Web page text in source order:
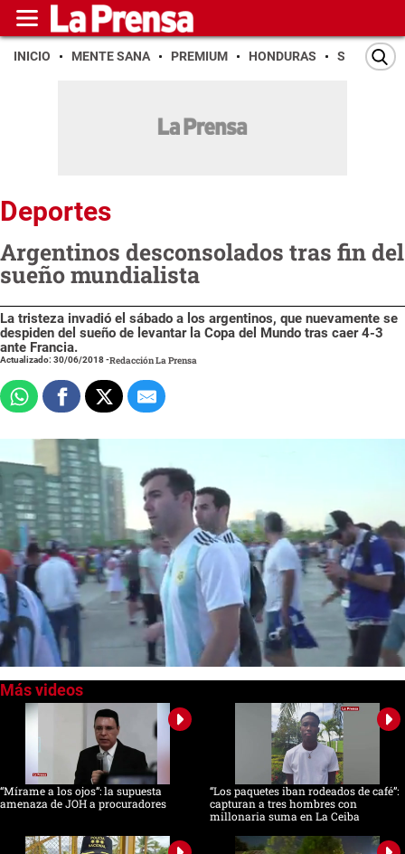
INICIO MENTE SANA PREMIUM HONDURAS SAN PEDRO
Deportes
Argentinos desconsolados tras fin del
sueño mundialista
La tristeza invadió el sábado a los argentinos, que nuevamente se
despiden del sueño de levantar la Copa del Mundo tras caer 4-3
ante Francia.
Actualizado: 30/06/2018-Redacción La Prensa
of
minute,
“Mírame a los ojos”: la supuesta
amenaza de JOH a procuradores
“Los paquetes iban rodeados de café”:
capturan a tres hombres con
millonaria suma en La Ceiba